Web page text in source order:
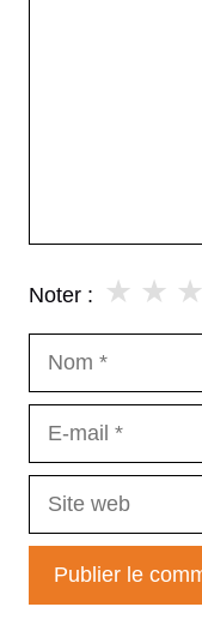
Noter : ★
★
★
Site